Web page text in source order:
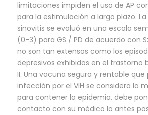
limitaciones impiden el uso de AP
para la estimulación a largo plazo.
sinovitis se evaluó en una escala
(0-3) para GS / PD de acuerdo con
no son tan extensos como los
depresivos exhibidos en el trastorno
II. Una vacuna segura y rentable que
infección por el VIH se considera la
para contener la epidemia, debe
contacto con su médico lo antes